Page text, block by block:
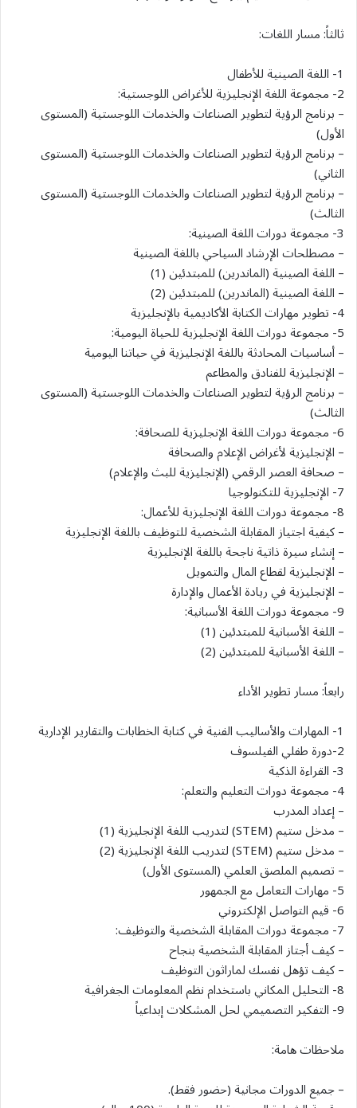
ثالثاً: مسار اللغات:
1- اللغة الصينية للأطفال
2- مجموعة اللغة الإنجليزية للأغراض اللوجستية:
– برنامج الرؤية لتطوير الصناعات والخدمات اللوجستية (المستوى
الأول)
– برنامج الرؤية لتطوير الصناعات والخدمات اللوجستية (المستوى
الثاني)
– برنامج الرؤية لتطوير الصناعات والخدمات اللوجستية (المستوى
الثالث)
3- مجموعة دورات اللغة الصينية:
– مصطلحات الإرشاد السياحي باللغة الصينية
– اللغة الصينية (الماندرين) للمبتدئين (1)
– اللغة الصينية (الماندرين) للمبتدئين (2)
4- تطوير مهارات الكتابة الأكاديمية بالإنجليزية
5- مجموعة دورات اللغة الإنجليزية للحياة اليومية:
– أساسيات المحادثة باللغة الإنجليزية في حياتنا اليومية
– الإنجليزية للفنادق والمطاعم
– برنامج الرؤية لتطوير الصناعات والخدمات اللوجستية (المستوى
الثالث)
6- مجموعة دورات اللغة الإنجليزية للصحافة:
– الإنجليزية لأغراض الإعلام والصحافة
– صحافة العصر الرقمي (الإنجليزية للبث والإعلام)
7- الإنجليزية للتكنولوجيا
8- مجموعة دورات اللغة الإنجليزية للأعمال:
– كيفية اجتياز المقابلة الشخصية للتوظيف باللغة الإنجليزية
– إنشاء سيرة ذاتية ناجحة باللغة الإنجليزية
– الإنجليزية لقطاع المال والتمويل
– الإنجليزية في ريادة الأعمال والإدارة
9- مجموعة دورات اللغة الأسبانية:
– اللغة الأسبانية للمبتدئين (1)
– اللغة الأسبانية للمبتدئين (2)
رابعاً: مسار تطوير الأداء
1- المهارات والأساليب الفنية في كتابة الخطابات والتقارير الإدارية
2-دورة طفلي الفيلسوف
3- القراءة الذكية
4- مجموعة دورات التعليم والتعلم:
– إعداد المدرب
– مدخل ستيم (STEM) لتدريب اللغة الإنجليزية (1)
– مدخل ستيم (STEM) لتدريب اللغة الإنجليزية (2)
– تصميم الملصق العلمي (المستوى الأول)
5- مهارات التعامل مع الجمهور
6- قيم التواصل الإلكتروني
7- مجموعة دورات المقابلة الشخصية والتوظيف:
– كيف أجتاز المقابلة الشخصية بنجاح
– كيف تؤهل نفسك لماراثون التوظيف
8- التحليل المكاني باستخدام نظم المعلومات الجغرافية
9- التفكير التصميمي لحل المشكلات إبداعياً
ملاحظات هامة:
– جميع الدورات مجانية (حضور فقط).